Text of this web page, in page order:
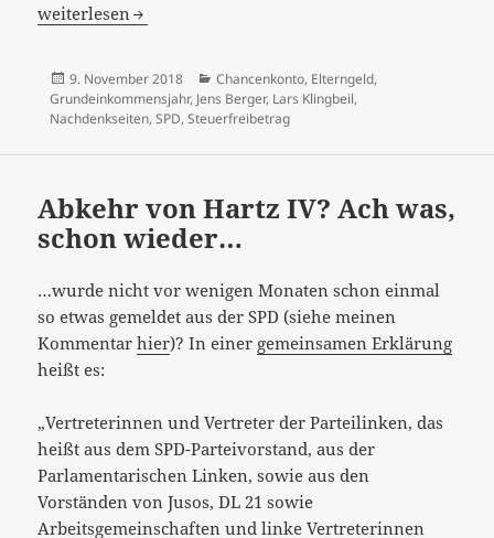
„Zwölf Jahre arbeiten, ein Jahr frei“ – ein erneuter
weiterlesen
Veröffentlicht
am
9. November 2018 Kategorien
Chancenkonto, Elterngeld,
Grundeinkommensjahr, Jens Berger, Lars Klingbeil,
Nachdenkseiten, SPD, Steuerfreibetrag
Abkehr von Hartz IV? Ach was,
schon wieder…
…wurde nicht vor wenigen Monaten schon einmal
so etwas gemeldet aus der SPD (siehe meinen
Kommentarhier)? In einer gemeinsamen Erklärung
heißt es:
„Vertreterinnen und Vertreter der Parteilinken, das
heißt aus dem SPD-Parteivorstand, aus der
Parlamentarischen Linken, sowie aus den
Vorständen von Jusos, DL 21 sowie
Arbeitsgemeinschaften und linke Vertreterinnen